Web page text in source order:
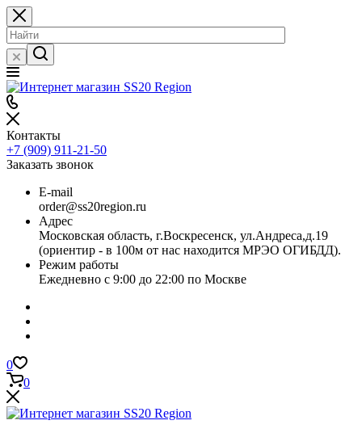
Контакты
+7 (909) 911-21-50
Заказать звонок
E-mail
order@ss20region.ru
Адрес
Московская область, г.Воскресенск, ул.Андреса,д.19
(ориентир - в 100м от нас находится МРЭО ОГИБДД).
Режим работы
Ежедневно с 9:00 до 22:00 по Москве
0
0